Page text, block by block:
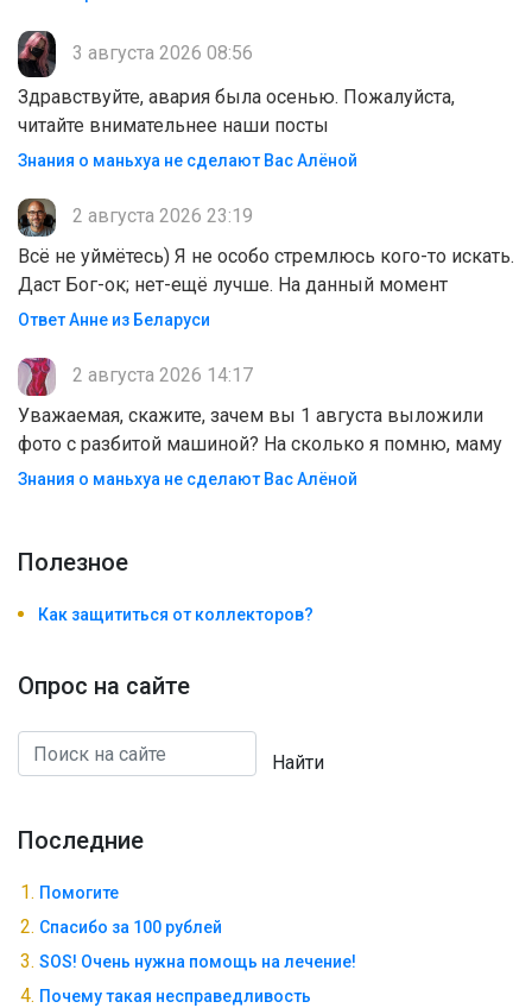
3 августа 2026 08:56
Здравствуйте, авария была осенью. Пожалуйста,
читайте внимательнее наши посты
Знания о маньхуа не сделают Вас Алëной
2 августа 2026 23:19
Всё не уймётесь) Я не особо стремлюсь кого-то искать.
Даст Бог-ок; нет-ещё лучше. На данный момент
Ответ Анне из Беларуси
2 августа 2026 14:17
Уважаемая, скажите, зачем вы 1 августа выложили
фото с разбитой машиной? На сколько я помню, маму
Знания о маньхуа не сделают Вас Алëной
Полезноe
Как защититься от коллекторов?
Опрос на сайте
Найти
Последние
Помогите
Спасибо за 100 рублей
SOS! Очень нужна помощь на лечение!
Почему такая несправедливость